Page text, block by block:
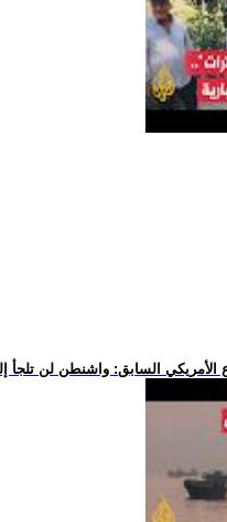
الأمريكي السابق: واشنطن لن تلجأ